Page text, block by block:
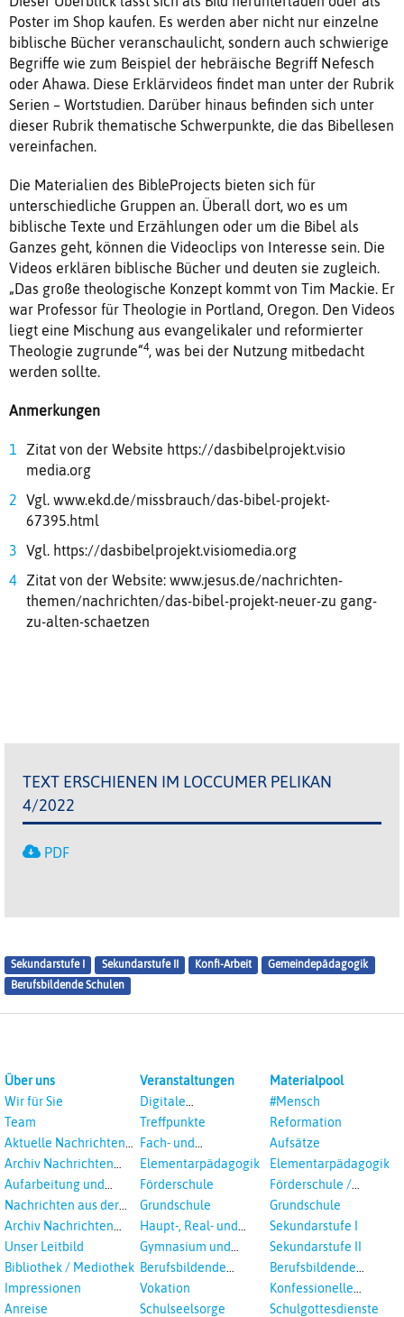
Poster im Shop kaufen. Es werden aber nicht nur einzelne
biblische Bücher veranschaulicht, sondern auch schwierige
Begriffe wie zum Beispiel der hebräische Begriff Nefesch
oder Ahawa. Diese Erklärvideos findet man unter der Rubrik
Serien – Wortstudien. Darüber hinaus befinden sich unter
dieser Rubrik thematische Schwerpunkte, die das Bibellesen
vereinfachen.
Die Materialien des BibleProjects bieten sich für
unterschiedliche Gruppen an. Überall dort, wo es um
biblische Texte und Erzählungen oder um die Bibel als
Ganzes geht, können die Videoclips von Interesse sein. Die
Videos erklären biblische Bücher und deuten sie zugleich.
„Das große theologische Konzept kommt von Tim Mackie. Er
war Professor für Theologie in Portland, Oregon. Den Videos
liegt eine Mischung aus evangelikaler und reformierter
Theologie zugrunde“4, was bei der Nutzung mitbedacht
werden sollte.
Anmerkungen
Zitat von der Website https://dasbibelprojekt.visio
media.org
Vgl. www.ekd.de/missbrauch/das-bibel-projekt-
67395.html
Vgl. https://dasbibelprojekt.visiomedia.org
Zitat von der Website: www.jesus.de/nachrichten-
themen/nachrichten/das-bibel-projekt-neuer-zu gang-
zu-alten-schaetzen
TEXT ERSCHIENEN IM LOCCUMER PELIKAN
4/2022
PDF
Sekundarstufe I Sekundarstufe II Konfi-Arbeit
Gemeindepädagogik
Berufsbildende Schulen
Über uns
Wir für Sie
Team
Aktuelle Nachrichten
aus dem RPI
Archiv Nachrichten
aus dem RPI ab 2018
Aufarbeitung und
Prävention
Landeskirche und EKD
Nachrichten aus der
Landeskirche
Archiv Nachrichten
aus der Landeskirche
Unser Leitbild
Bibliothek / Mediothek
Impressionen
Anreise
Veranstaltungen
Digitale
Veranstaltungen
Treffpunkte
Fach- und
Studientagungen
Elementarpädagogik
Förderschule
Grundschule
Haupt-, Real- und
Oberschule
Gymnasium und
Gesamtschule
Berufsbildende
Schulen
Vokation
Schulseelsorge
Materialpool
#Mensch
Reformation
Aufsätze
Elementarpädagogik
Förderschule /
Inklusion
Grundschule
Sekundarstufe I
Sekundarstufe II
Berufsbildende
Schulen
Konfessionelle
Kooperation
Schulgottesdienste